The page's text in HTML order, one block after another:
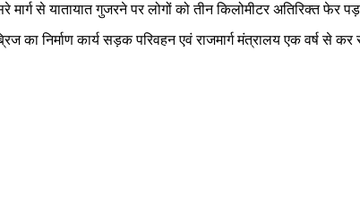
से यातायात गुजरने पर लोगों को तीन किलोमीटर अतिरिक्त फेर पड़
निर्माण कार्य सड़क परिवहन एवं राजमार्ग मंत्रालय एक वर्ष से कर